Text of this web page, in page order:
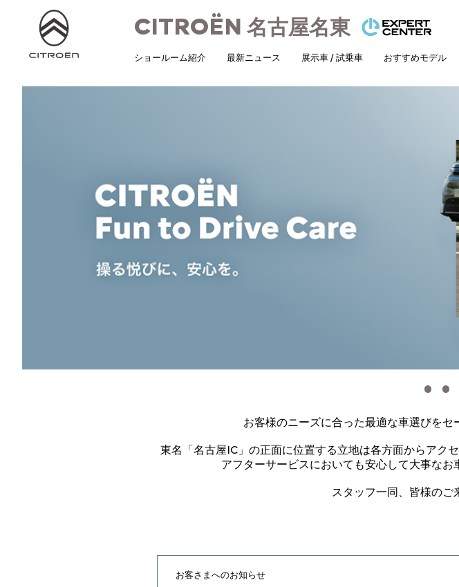
CITROËN 名古屋名東
ショールーム紹介 最新ニュース 展示車 / 試乗車 おすすめモデル
お客様のニーズに合った最適な車選びをセ
東名「名古屋IC」の正面に位置する立地は各方面からアク
アフターサービスにおいても安心して大事なお
スタッフ一同、皆様のご
お客さまへのお知らせ